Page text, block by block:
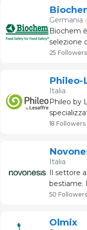
Germania
Biochem
selezione
degli
25 Followers
Phileo-
Italia
Phileo by
18 Followers
Italia
Il settore
bestiame.
soddisfare
50 Followers
Olmix